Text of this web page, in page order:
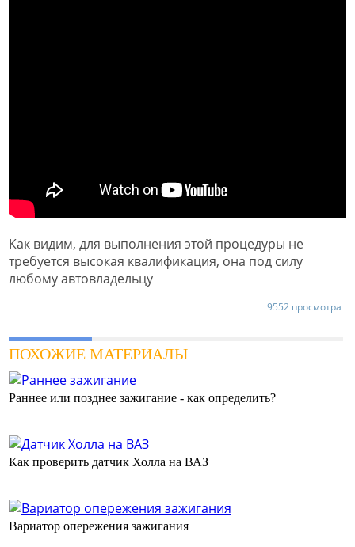
Как видим, для выполнения этой процедуры не
требуется высокая квалификация, она под силу
любому автовладельцу
9552 просмотра
ПОХОЖИЕ МАТЕРИАЛЫ
Раннее или позднее зажигание - как определить?
Как проверить датчик Холла на ВАЗ
Вариатор опережения зажигания